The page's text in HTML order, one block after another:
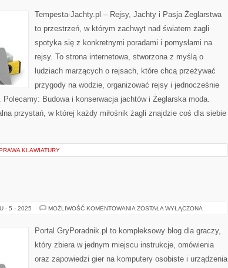
INNOWACJE
Tempesta-Jachty.pl – Rejsy, Jachty i Pasja Żeglarstwa
to przestrzeń, w którym zachwyt nad światem żagli
spotyka się z konkretnymi poradami i pomysłami na
rejsy. To strona internetowa, stworzona z myślą o
ludziach marzących o rejsach, które chcą przeżywać
przygody na wodzie, organizować rejsy i jednocześnie
Budowa i konserwacja jachtów i Żeglarska moda.
przystań, w której każdy miłośnik żagli znajdzie coś dla siebie
KLAWIATURY
- 5 - 2025 MOŻLIWOŚĆ KOMENTOWANIA GRY
ZOSTAŁA WYŁĄCZONA
Portal GryPoradnik.pl to kompleksowy blog dla graczy,
który zbiera w jednym miejscu instrukcje, omówienia
oraz zapowiedzi gier na komputery osobiste i urządzenia